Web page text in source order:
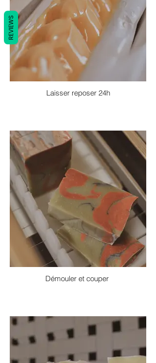
Laisser reposer 24h
Démouler et couper
REVIEWS